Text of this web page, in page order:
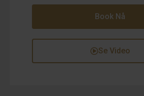
Book Nå
Se Video